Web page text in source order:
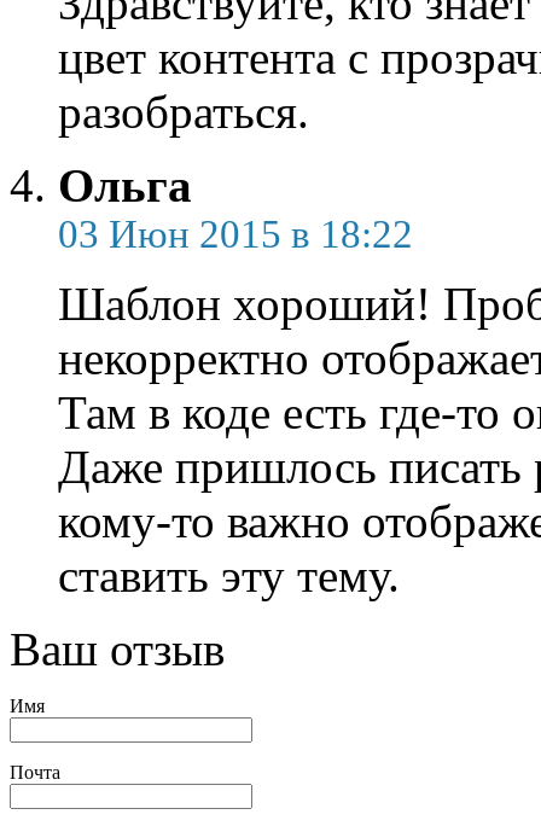
цвет контента с
разобраться.
Ольга
03 Июн 2015 в 18:22
Шаблон хороший!
некорректно
Там в коде есть где-
Даже пришлось писать
кому-то важно
ставить эту тему.
Ваш отзыв
Имя
Почта